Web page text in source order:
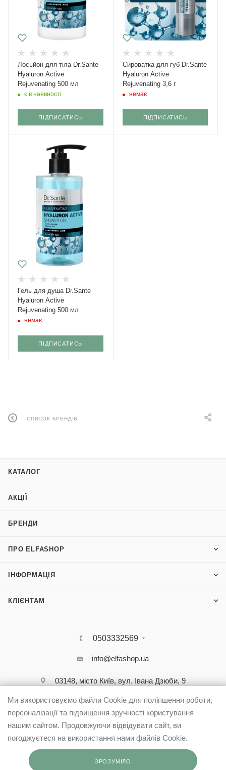
Лосьйон для тіла Dr.Sante
Hyaluron Active
Rejuvenating 500 мл
є в наявності
ПІДПИСАТИСЬ
Сироватка для губ Dr.Sante
Hyaluron Active
Rejuvenating 3,6 г
немає
ПІДПИСАТИСЬ
Гель для душа Dr.Sante
Hyaluron Active
Rejuvenating 500 мл
немає
ПІДПИСАТИСЬ
СПИСОК БРЕНДІВ
КАТАЛОГ
АКЦІЇ
БРЕНДИ
ПРО ELFASHOP
ІНФОРМАЦІЯ
КЛІЄНТАМ
0503332569
info@elfashop.ua
03148, місто Київ, вул. Івана Дзюби, 9
Ми використовуємо файли Cookie для поліпшення роботи,
персоналізації та підвищення зручності користування
нашим сайтом. Продовжуючи відвідувати сайт, ви
погоджуєтеся на використання нами файлів Cookie.
ЗРОЗУМІЛО